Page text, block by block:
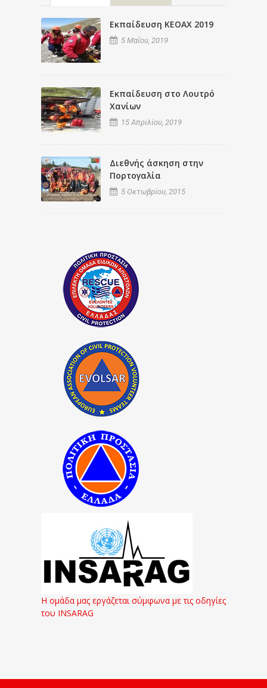
Εκπαίδευση ΚΕΟΑΧ 2019
5 Μαΐου, 2019
Εκπαίδευση στο Λουτρό
Χανίων
15 Απριλίου, 2019
Διεθνής άσκηση στην
Πορτογαλία
5 Οκτωβρίου, 2015
Η ομάδα μας εργάζεται σύμφωνα με τις οδηγίες
του INSARAG